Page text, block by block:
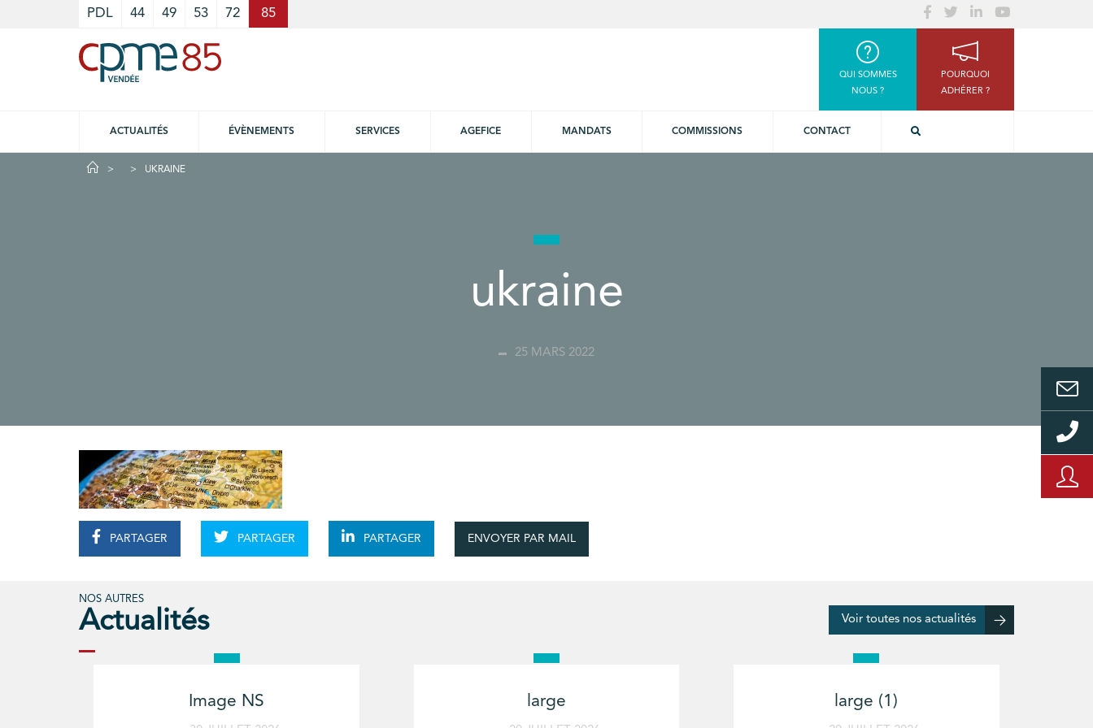
PDL 44 49 53 72 85
QUI SOMMES
NOUS ?
POURQUOI
ADHÉRER ?
ACTUALITÉS ÉVÈNEMENTS SERVICES AGEFICE MANDATS COMMISSIONS CONTACT
UKRAINE
ukraine
25 MARS 2022
PARTAGER PARTAGER PARTAGER ENVOYER PAR MAIL
NOS AUTRES
Actualités Voir toutes nos actualités
Image NS large large (1)
Cookies management panel